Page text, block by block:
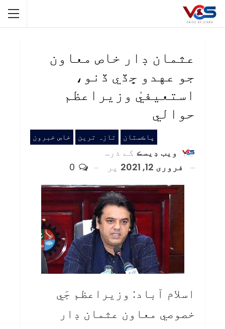
عثمان ڊار خاص معاون
جو عهدو ڇڏي ڏنو،
استعيفيٰ وزيراعظم
حوالي
پاڪستان تازہ ترین خاص خبرون
ويب ڊيسڪ کے ذریعہ
فروری 12, 2021
پر
اسلام آباد: وزيراعظم جَي
خصوصي معاون عثمان ڊار